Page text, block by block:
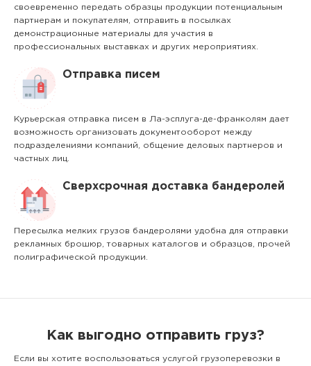
своевременно передать образцы продукции потенциальным
партнерам и покупателям, отправить в посылках
демонстрационные материалы для участия в
профессиональных выставках и других мероприятиях.
Отправка писем
Курьерская отправка писем в Ла-эсплуга-де-франколям дает
возможность организовать документооборот между
подразделениями компаний, общение деловых партнеров и
частных лиц.
Сверхсрочная доставка бандеролей
Пересылка мелких грузов бандеролями удобна для отправки
рекламных брошюр, товарных каталогов и образцов, прочей
полиграфической продукции.
Как выгодно отправить груз?
Если вы хотите воспользоваться услугой грузоперевозки в